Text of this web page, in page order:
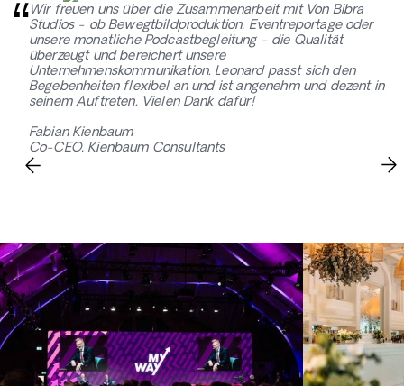
Wir freuen uns über die Zusammenarbeit mit Von Bibra
Studios - ob Bewegtbildproduktion, Eventreportage oder
unsere monatliche Podcastbegleitung - die Qualität
überzeugt und bereichert unsere
Unternehmenskommunikation. Leonard passt sich den
Begebenheiten flexibel an und ist angenehm und dezent in
seinem Auftreten. Vielen Dank dafür!
Fabian Kienbaum
Co-CEO, Kienbaum Consultants
Slide 3 of 5.